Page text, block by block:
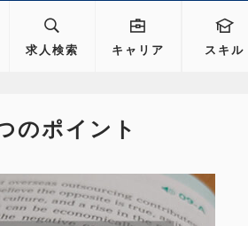
求人検索 キャリア スキル
のポイント